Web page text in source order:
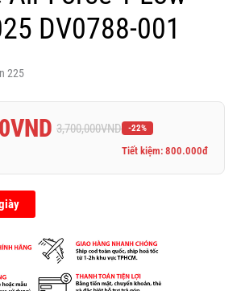
DV0788-001
225
3,700,000VND
VND -22%
Tiết kiệm: 800.000đ